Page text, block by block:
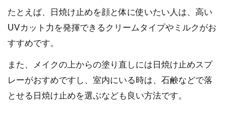
たとえば、日焼け止めを顔と体に使いたい人は、高い
UVカット力を発揮できるクリームタイプやミルクがお
すすめです。
また、メイクの上からの塗り直しには日焼け止めスプ
レーがおすめですし、室内にいる時は、石鹸などで落
とせる日焼け止めを選ぶなども良い方法です。